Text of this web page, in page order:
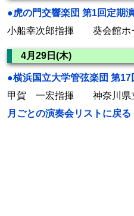
●虎の門交響楽団 第1回定期
小船幸次郎指揮 葵会館ホ
4月29日(木)
●横浜国立大学管弦楽団 第17
甲賀 一宏指揮 神奈川県
月ごとの演奏会リストに戻る